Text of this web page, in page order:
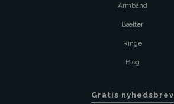
Armbånd
Bælter
Ringe
Blog
Gratis nyhedsbrev